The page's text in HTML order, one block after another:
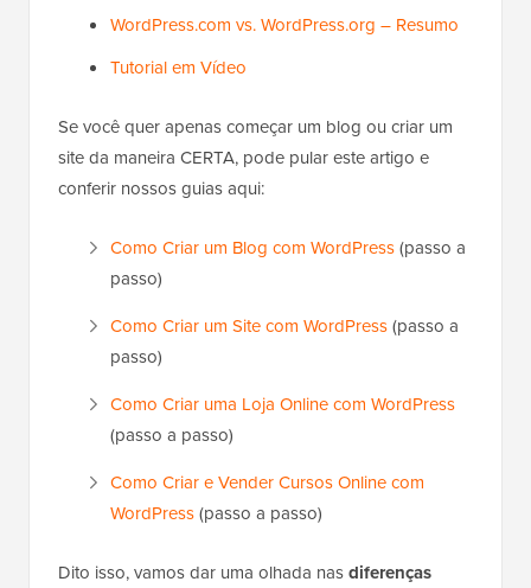
WordPress.com vs. WordPress.org – Resumo
Tutorial em Vídeo
Se você quer apenas começar um blog ou criar um
site da maneira CERTA, pode pular este artigo e
conferir nossos guias aqui:
Como Criar um Blog com WordPress(passo a
passo)
Como Criar um Site com WordPress(passo a
passo)
Como Criar uma Loja Online com WordPress
(passo a passo)
Como Criar e Vender Cursos Online com
WordPress(passo a passo)
Dito isso, vamos dar uma olhada nasdiferenças